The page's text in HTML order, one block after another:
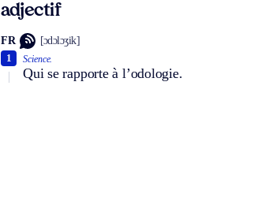
adjectif
FR [ɔdɔlɔʒik]
Science.
Qui se rapporte à l’odologie.
1